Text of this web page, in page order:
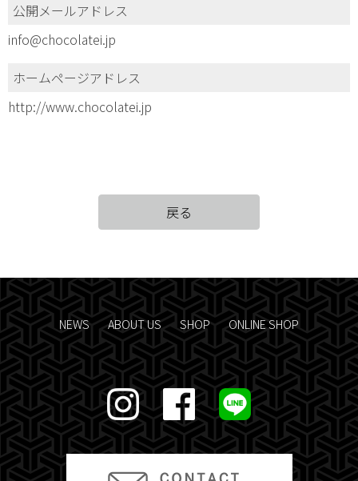
公開メールアドレス
info@chocolatei.jp
ホームページアドレス
http://www.chocolatei.jp
戻る
NEWS ABOUT US SHOP ONLINE SHOP